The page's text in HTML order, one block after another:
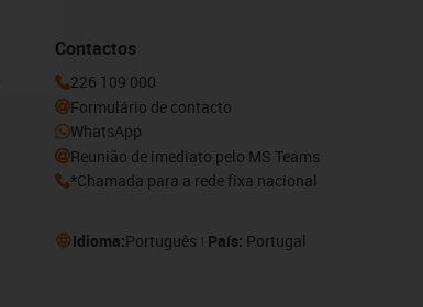
Contactos
226 109 000
Formulário de contacto
WhatsApp
Reunião de imediato pelo MS Teams
*Chamada para a rede fixa nacional
Idioma:Português País: Portugal